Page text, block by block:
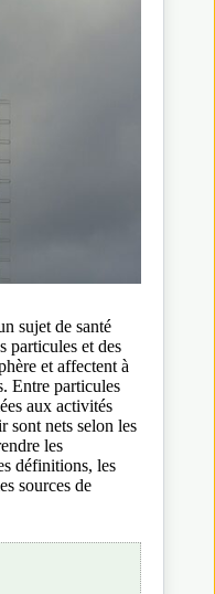
sujet de santé
particules et des
et affectent à
Entre particules
aux activités
sont nets selon les
les
définitions, les
sources de